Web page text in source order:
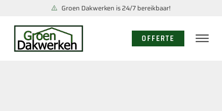
Groen Dakwerken is 24/7 bereikbaar!
OFFERTE